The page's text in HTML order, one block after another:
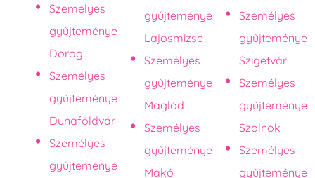
Személyes
gyűjteménye
Dorog
Személyes
gyűjteménye
Dunaföldvár
Személyes
gyűjteménye
gyűjteménye
Lajosmizse
Személyes
gyűjteménye
Maglód
Személyes
gyűjteménye
Makó
Személyes
gyűjteménye
Szigetvár
Személyes
gyűjteménye
Szolnok
Személyes
gyűjteménye